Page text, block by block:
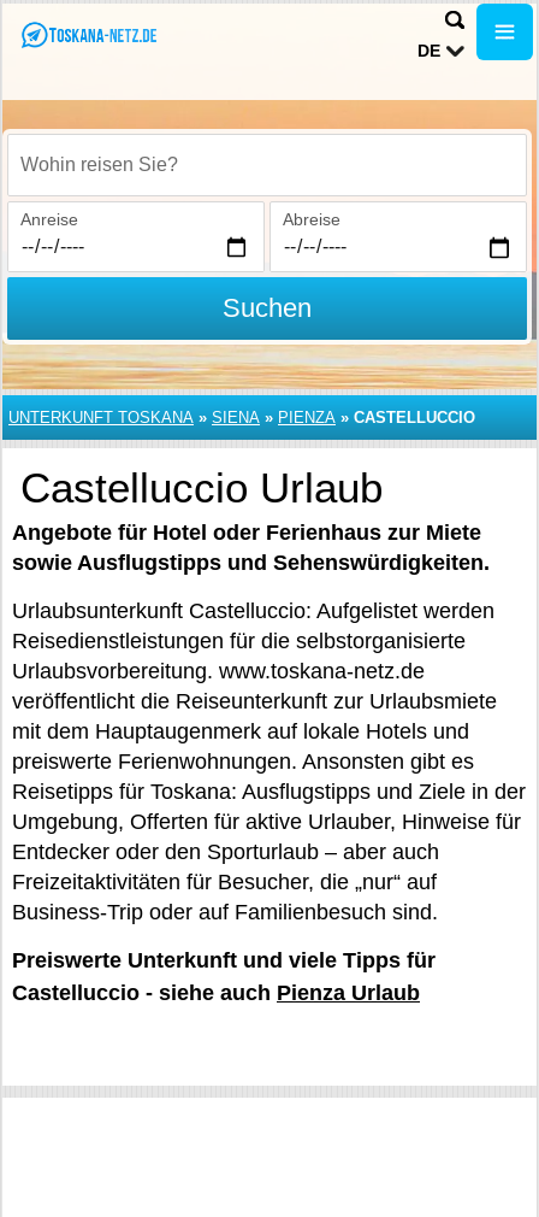
DE
Wohin reisen Sie?
Anreise Abreise
Suchen
UNTERKUNFT TOSKANA » SIENA » PIENZA » CASTELLUCCIO
Castelluccio Urlaub
Angebote für Hotel oder Ferienhaus zur Miete
sowie Ausflugstipps und Sehenswürdigkeiten.
Urlaubsunterkunft Castelluccio: Aufgelistet werden
Reisedienstleistungen für die selbstorganisierte
Urlaubsvorbereitung. www.toskana-netz.de
veröffentlicht die Reiseunterkunft zur Urlaubsmiete
mit dem Hauptaugenmerk auf lokale Hotels und
preiswerte Ferienwohnungen. Ansonsten gibt es
Reisetipps für Toskana: Ausflugstipps und Ziele in der
Umgebung, Offerten für aktive Urlauber, Hinweise für
Entdecker oder den Sporturlaub – aber auch
Freizeitaktivitäten für Besucher, die „nur“ auf
Business-Trip oder auf Familienbesuch sind.
Preiswerte Unterkunft und viele Tipps für
Castelluccio - siehe auch Pienza Urlaub